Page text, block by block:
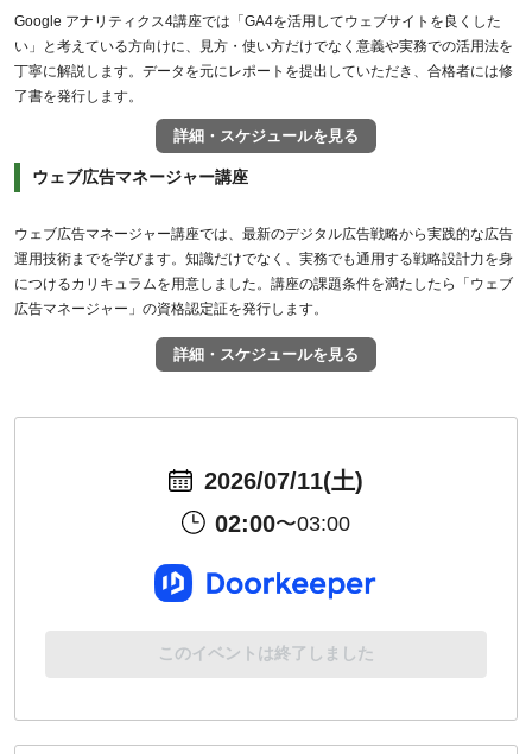
Google アナリティクス4講座では「GA4を活用してウェブサイトを良くした
い」と考えている方向けに、見方・使い方だけでなく意義や実務での活用法を
丁寧に解説します。データを元にレポートを提出していただき、合格者には修
了書を発行します。
詳細・スケジュールを見る
ウェブ広告マネージャー講座
ウェブ広告マネージャー講座では、最新のデジタル広告戦略から実践的な広告
運用技術までを学びます。知識だけでなく、実務でも通用する戦略設計力を身
につけるカリキュラムを用意しました。講座の課題条件を満たしたら「ウェブ
広告マネージャー」の資格認定証を発行します。
詳細・スケジュールを見る
2026/07/11(土)
02:00〜03:00
このイベントは終了しました